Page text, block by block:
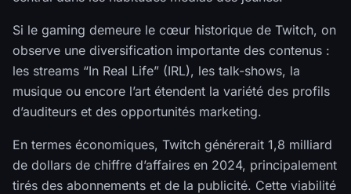
Si le gaming demeure le cœur historique de Twitch, on
observe une diversification importante des contenus :
les streams “In Real Life” (IRL), les talk-shows, la
musique ou encore l’art étendent la variété des profils
d’auditeurs et des opportunités marketing.
En termes économiques, Twitch générerait 1,8 milliard
de dollars de chiffre d’affaires en 2024, principalement
tirés des abonnements et de la publicité. Cette viabilité